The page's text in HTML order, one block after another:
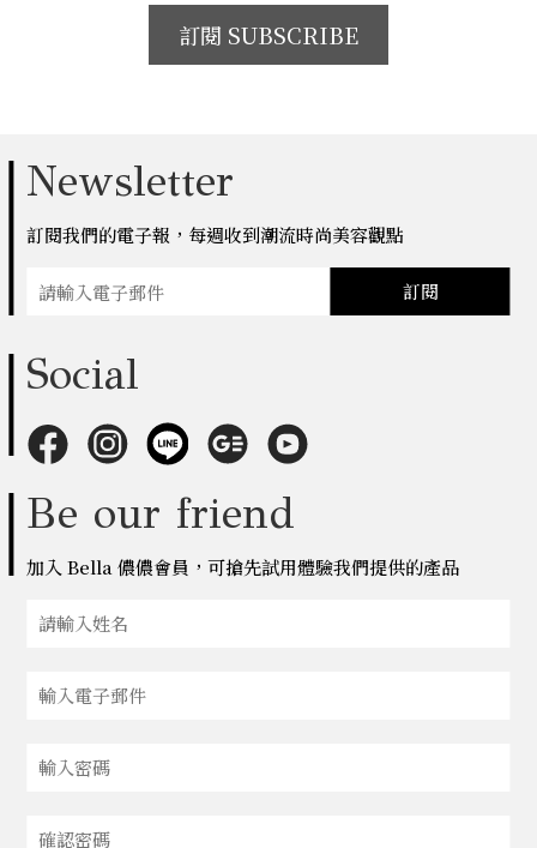
訂閱 SUBSCRIBE
Newsletter
訂閱我們的電子報，每週收到潮流時尚美容觀點
訂閱
Social
Be our friend
加入 Bella 儂儂會員，可搶先試用體驗我們提供的產品